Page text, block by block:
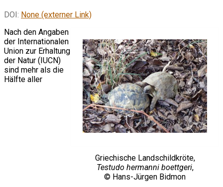
DOI: None (externer Link)
Griechische Landschildkröte,
Testudo hermanni boettgeri,
© Hans-Jürgen Bidmon
Nach den Angaben
der Internationalen
Union zur Erhaltung
der Natur (IUCN)
sind mehr als die
Hälfte aller